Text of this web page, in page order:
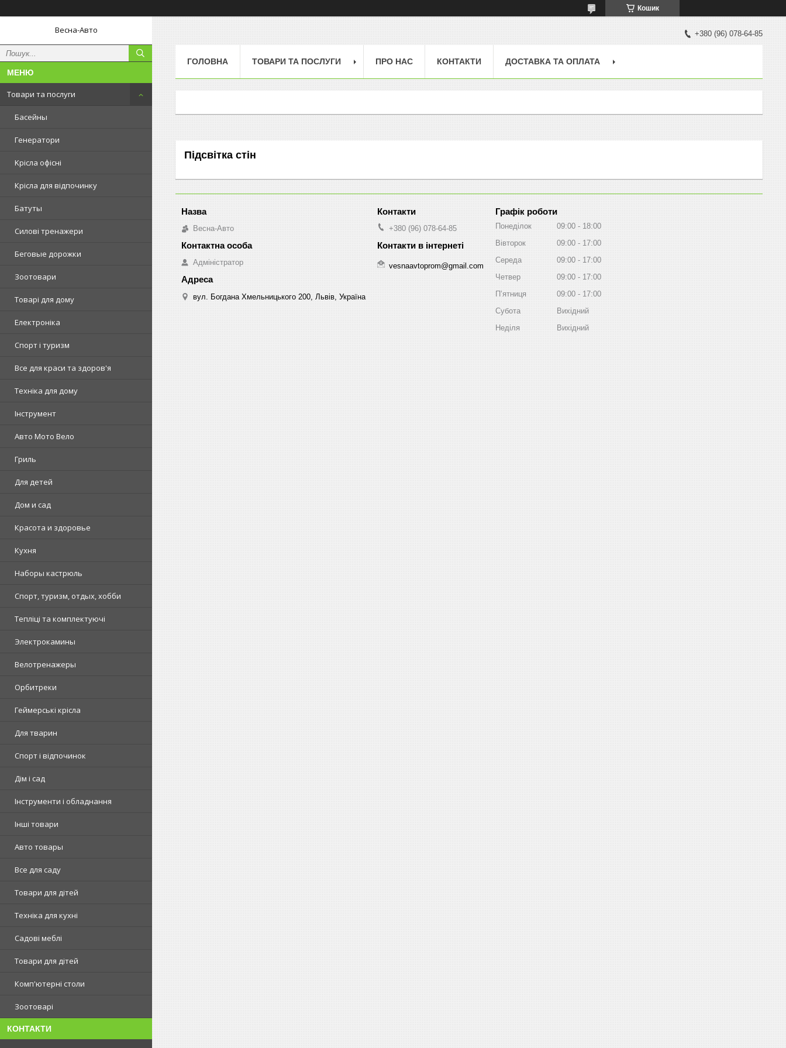
Кошик
Весна-Авто
Товари та послуги
Басейны
Генератори
Kрісла oфісні
Крісла для відпочинку
Батуты
Силові тренажери
Беговые дорожки
Зоотовари
Товарі для дому
Електроніка
Спорт і туризм
Все для краси та здоров'я
Техніка для дому
Інструмент
Авто Мото Вело
Гриль
Для детей
Дом и сад
Красота и здоровье
Кухня
Наборы кастрюль
Спорт, туризм, отдых, хобби
Тепліці та комплектуючі
Электрокамины
Велотренажеры
Орбитреки
Геймерські крісла
Для тварин
Спорт і відпочинок
Дім і сад
Інструменти і обладнання
Інші товари
Авто товары
Все для саду
Товари для дітей
Техніка для кухні
Садові меблі
Товари для дітей
Комп'ютерні столи
Зоотоварі
КОНТАКТИ
+380 (96) 078-64-85
ГОЛОВНА ТОВАРИ ТА ПОСЛУГИ ПРО НАС КОНТАКТИ ДОСТАВКА ТА ОПЛАТА
Підсвітка стін
Весна-Авто
Адміністратор
вул. Богдана Хмельницького 200, Львів, Україна
+380 (96) 078-64-85
vesnaavtoprom@gmail.com
Графік роботи
Понеділок 09:00
18:00
Вівторок
09:00
17:00
Середа
09:00
17:00
Четвер
09:00
17:00
Пʼятниця
09:00
17:00
Субота
Вихідний
Неділя
Вихідний